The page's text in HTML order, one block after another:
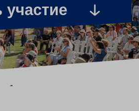
участие